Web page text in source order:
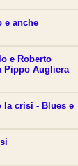
e anche
e Roberto
Pippo Augliera
la crisi - Blues e